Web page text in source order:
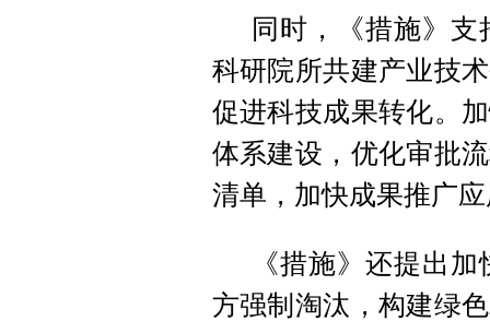
同时，《措施》
科研院所共建产业技
促进科技成果转化。
体系建设，优化审批
清单，加快成果推广
《措施》还提出
方强制淘汰，构建绿